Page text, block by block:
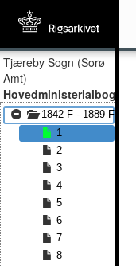
Tjæreby Sogn (Sorø
Amt)
Hovedministerialbog
1842 F - 1889 F
1
2
3
4
5
6
7
8